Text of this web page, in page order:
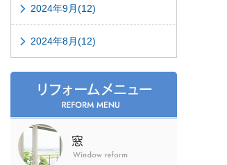
2024年9月(12)
2024年8月(12)